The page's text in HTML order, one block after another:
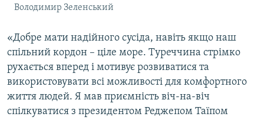
Володимир Зеленський
«Добре мати надійного сусіда, навіть якщо наш
спільний кордон – ціле море. Туреччина стрімко
рухається вперед і мотивує розвиватися та
використовувати всі можливості для комфортного
життя людей. Я мав приємність віч-на-віч
спілкуватися з президентом Реджепом Таїпом